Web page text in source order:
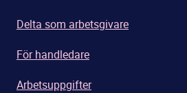
Delta som arbetsgivare
För handledare
Arbetsuppgifter